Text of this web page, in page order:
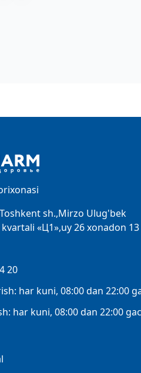
sh.,Mirzo Ulug'bek
«Ц1»,uy 26 xonadon 13
20
har kuni, 08:00 dan 22:00
har kuni, 08:00 dan 22:00